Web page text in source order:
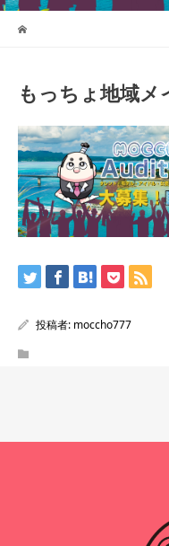
もっちょ地域
投稿者: moccho777